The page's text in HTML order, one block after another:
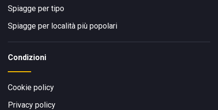
Spiagge per tipo
Spiagge per località più popolari
Condizioni
Cookie policy
Privacy policy